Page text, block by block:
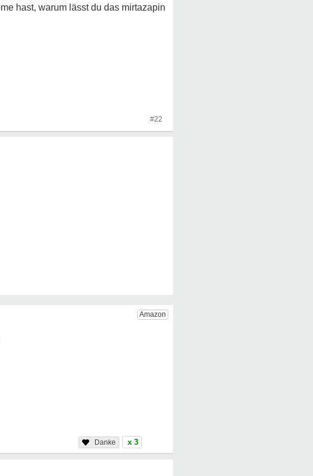
hast, warum lässt du das mirtazapin
#22
x 3